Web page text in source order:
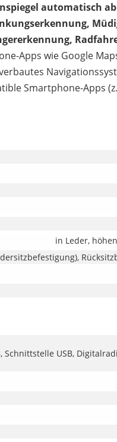
automatisch
Apps wie Google
Smartphone-Apps
in Leder,
Schnittstelle USB,